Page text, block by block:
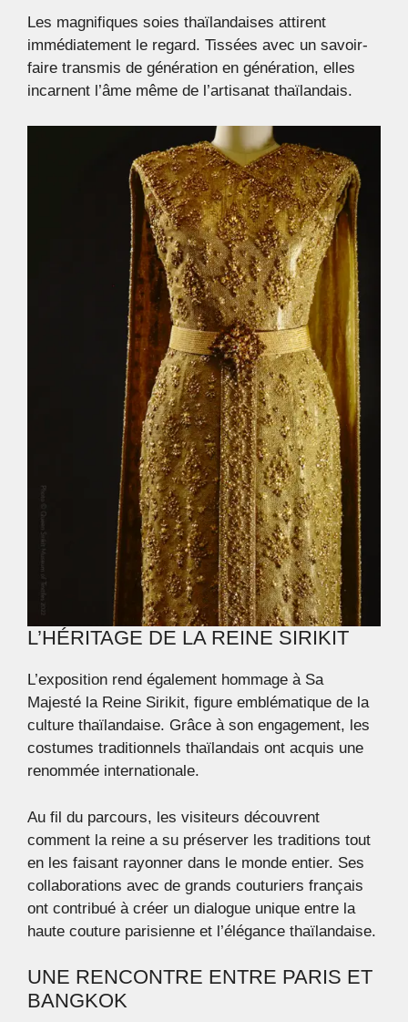
Les magnifiques soies thaïlandaises attirent
immédiatement le regard. Tissées avec un savoir-
faire transmis de génération en génération, elles
incarnent l’âme même de l’artisanat thaïlandais.
L’HÉRITAGE DE LA REINE SIRIKIT
L’exposition rend également hommage à Sa
Majesté la Reine Sirikit, figure emblématique de la
culture thaïlandaise. Grâce à son engagement, les
costumes traditionnels thaïlandais ont acquis une
renommée internationale.
Au fil du parcours, les visiteurs découvrent
comment la reine a su préserver les traditions tout
en les faisant rayonner dans le monde entier. Ses
collaborations avec de grands couturiers français
ont contribué à créer un dialogue unique entre la
haute couture parisienne et l’élégance thaïlandaise.
UNE RENCONTRE ENTRE PARIS ET
BANGKOK